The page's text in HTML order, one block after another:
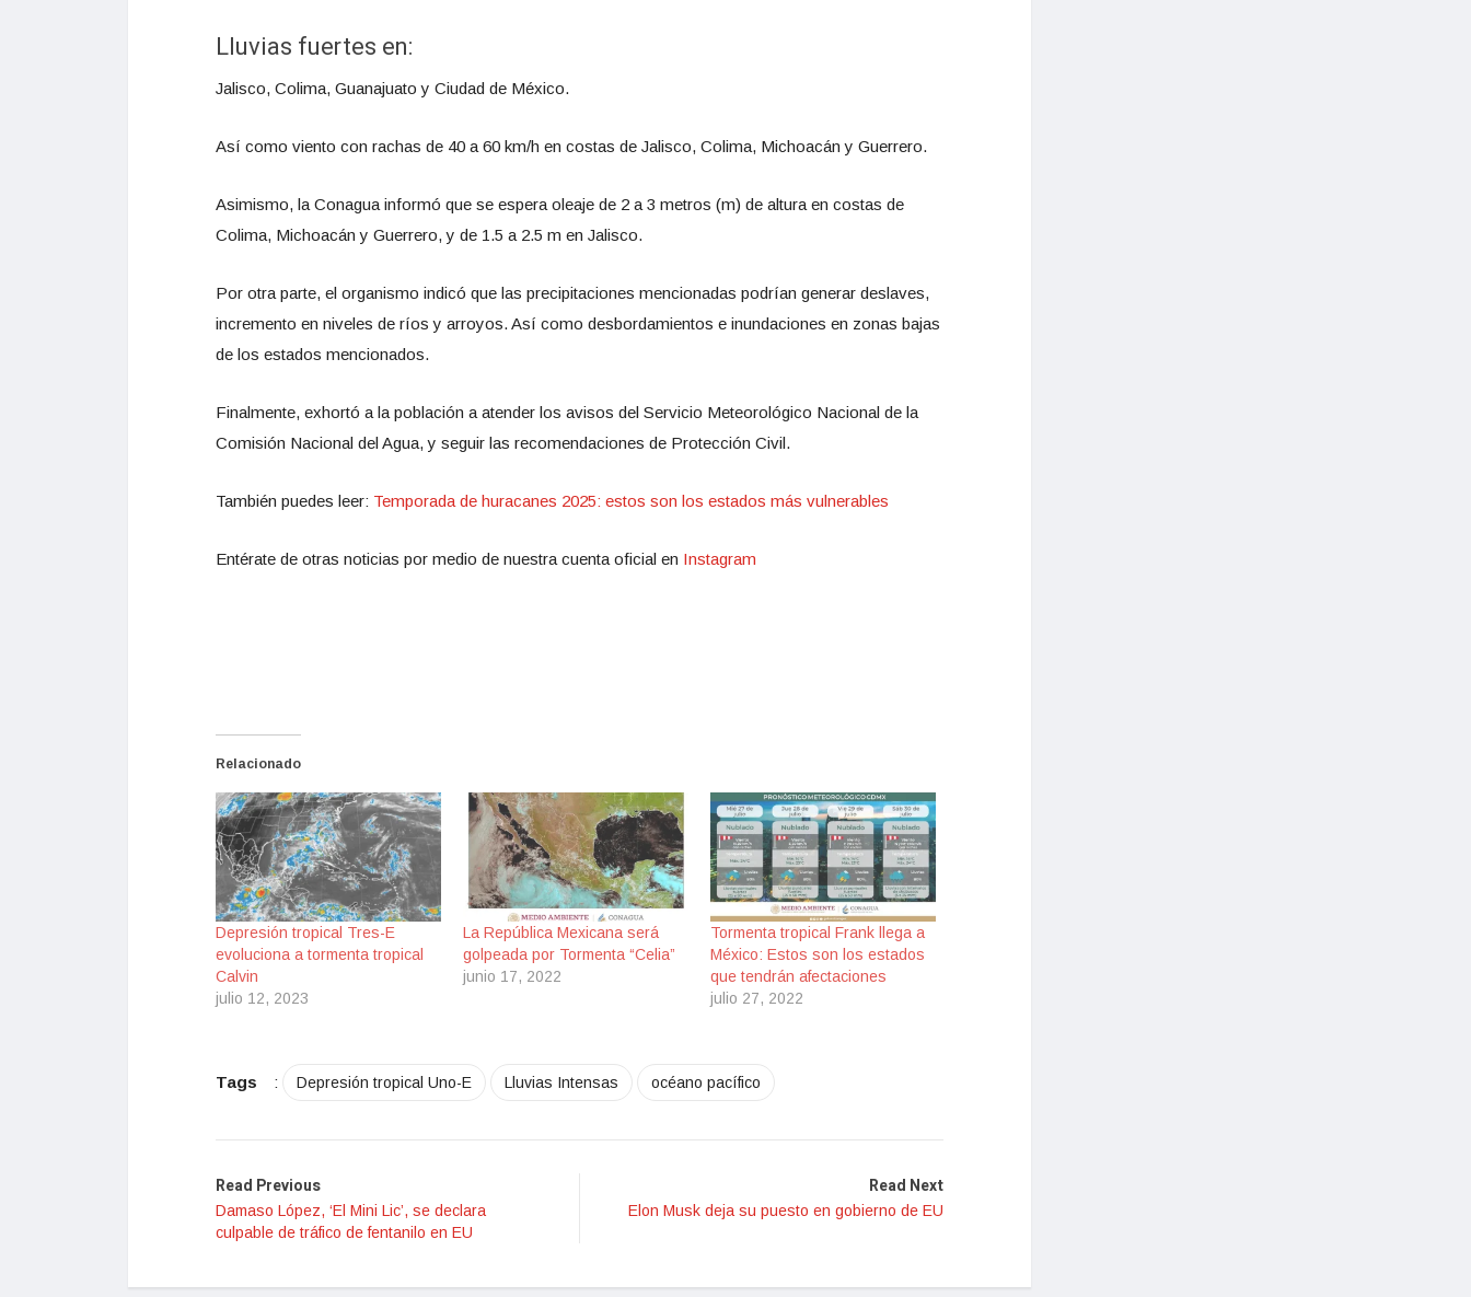
Lluvias fuertes en:
Jalisco, Colima, Guanajuato y Ciudad de México.
Así como viento con rachas de 40 a 60 km/h en costas de Jalisco, Colima, Michoacán y Guerrero.
Asimismo, la Conagua informó que se espera oleaje de 2 a 3 metros (m) de altura en costas de
Colima, Michoacán y Guerrero, y de 1.5 a 2.5 m en Jalisco.
Por otra parte, el organismo indicó que las precipitaciones mencionadas podrían generar deslaves,
incremento en niveles de ríos y arroyos. Así como desbordamientos e inundaciones en zonas bajas
de los estados mencionados.
Finalmente, exhortó a la población a atender los avisos del Servicio Meteorológico Nacional de la
Comisión Nacional del Agua, y seguir las recomendaciones de Protección Civil.
También puedes leer: Temporada de huracanes 2025: estos son los estados más vulnerables
Entérate de otras noticias por medio de nuestra cuenta oficial en Instagram
Relacionado
Depresión tropical Tres-E
evoluciona a tormenta tropical
Calvin
julio 12, 2023
La República Mexicana será
golpeada por Tormenta “Celia”
junio 17, 2022
Tormenta tropical Frank llega a
México: Estos son los estados
que tendrán afectaciones
julio 27, 2022
Tags : Depresión tropical Uno-E Lluvias Intensas océano pacífico
Read Previous
Damaso López, ‘El Mini Lic’, se declara
culpable de tráfico de fentanilo en EU
Read Next
Elon Musk deja su puesto en gobierno de EU